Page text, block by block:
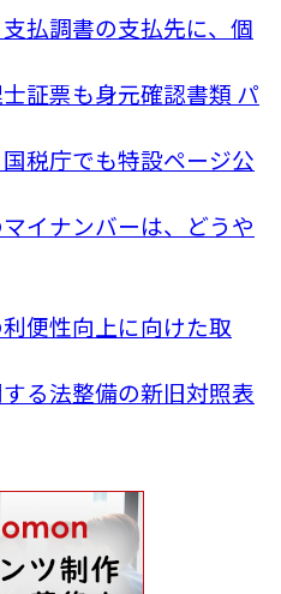
払調書の支払先に、個
証票も身元確認書類 パ
税庁でも特設ページ公
イナンバーは、どうや
便性向上に向けた取
る法整備の新旧対照表